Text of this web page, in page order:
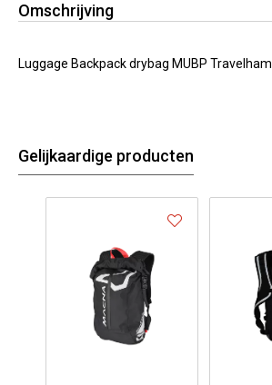
Omschrijving
Luggage Backpack drybag MUBP Travelham
Gelijkaardige producten